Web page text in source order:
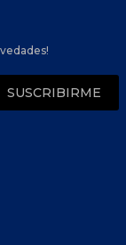
SUSCRIBIRME